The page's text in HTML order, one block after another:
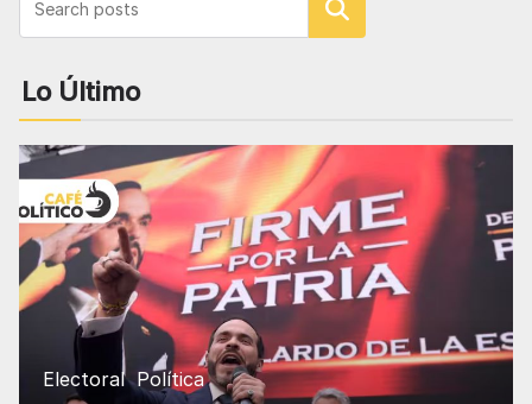
Buscar
Lo Último
Electoral Política